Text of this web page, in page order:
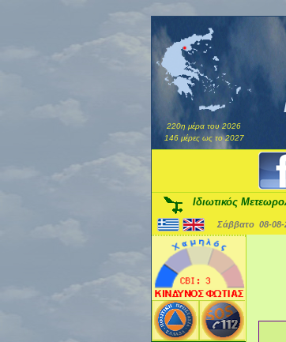
220η μέρα του 2026
146 μέρες ως το 2027
Ιδιωτικός
Σάββατο 08-